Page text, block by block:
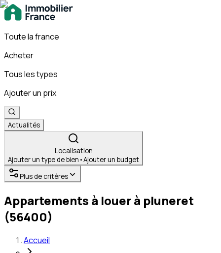
Toute la france
Acheter
Tous les types
Ajouter un prix
Actualités
Localisation
Ajouter un type de bien •Ajouter un budget
Plus de critères
Appartements à louer à pluneret
(56400)
Accueil